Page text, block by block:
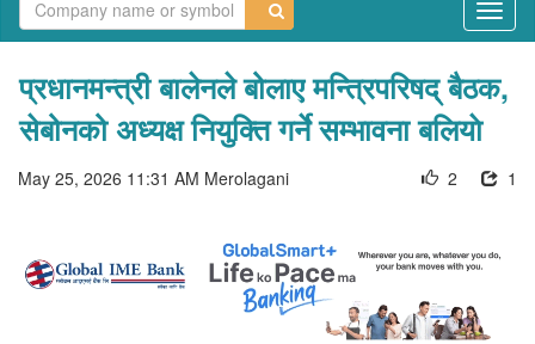
प्रधानमन्त्री बालेनले बोलाए मन्त्रिपरिषद् बैठक,
सेबोनको अध्यक्ष नियुक्ति गर्ने सम्भावना बलियाे
May 25, 2026 11:31 AM Merolagani 1
2